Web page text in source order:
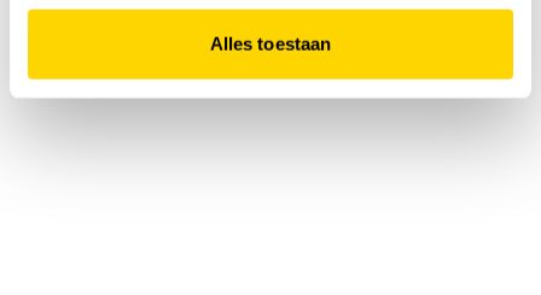
Alles toestaan